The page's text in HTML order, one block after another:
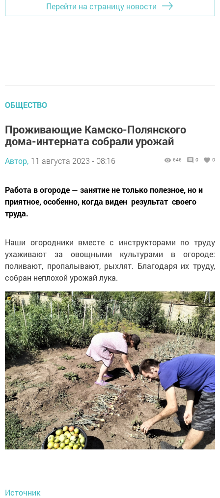
Перейти на страницу новости
ОБЩЕСТВО
Проживающие Камско-Полянского
дома-интерната собрали урожай
Автор, 11 августа 2023 - 08:16 646 0 0
Работа в огороде — занятие не только полезное, но и
приятное, особенно, когда виден ​ результат ​ своего
труда.
Наши огородники вместе с инструкторами по труду
ухаживают за овощными культурами в огороде:
поливают, пропалывают, рыхлят. Благодаря их труду,
собран неплохой урожай лука.
Источник